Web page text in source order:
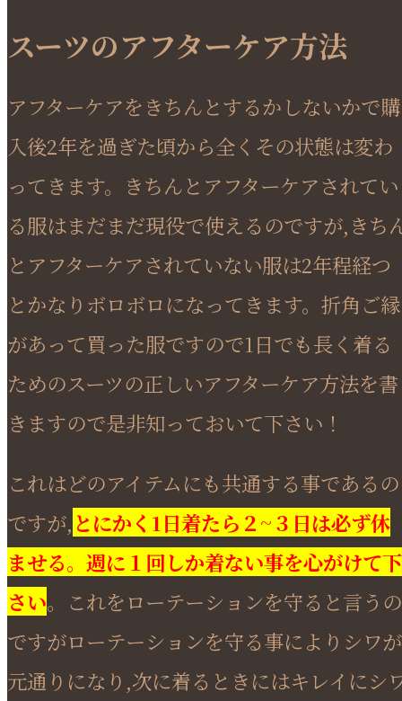
スーツのアフターケア方法
アフターケアをきちんとするかしないかで購
入後2年を過ぎた頃から全くその状態は変わ
ってきます。きちんとアフターケアされてい
る服はまだまだ現役で使えるのですが,きち
とアフターケアされていない服は2年程経つ
とかなりボロボロになってきます。折角ご縁
があって買った服ですので1日でも長く着る
ためのスーツの正しいアフターケア方法を書
きますので是非知っておいて下さい！
これはどのアイテムにも共通する事であるの
ですが, とにかく1日着たら２~３日は必ず休
ませる。週に１回しか着ない事を心がけて下
さい。これをローテーションを守ると言うの
ですがローテーションを守る事によりシワが
元通りになり,次に着るときにはキレイにシ